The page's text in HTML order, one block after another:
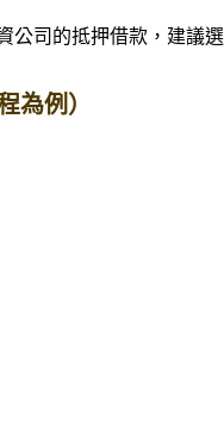
司的抵押借款，建議
為例）